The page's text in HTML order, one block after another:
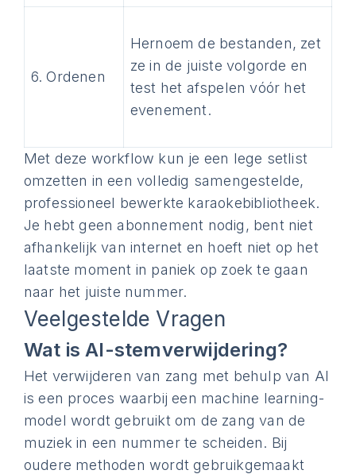
6. Ordenen
Hernoem de bestanden, zet
ze in de juiste volgorde en
test het afspelen vóór het
evenement.
Met deze workflow kun je een lege setlist
omzetten in een volledig samengestelde,
professioneel bewerkte karaokebibliotheek.
Je hebt geen abonnement nodig, bent niet
afhankelijk van internet en hoeft niet op het
laatste moment in paniek op zoek te gaan
naar het juiste nummer.
Veelgestelde Vragen
Wat is AI-stemverwijdering?
Het verwijderen van zang met behulp van AI
is een proces waarbij een machine learning-
model wordt gebruikt om de zang van de
muziek in een nummer te scheiden. Bij
oudere methoden wordt gebruikgemaakt